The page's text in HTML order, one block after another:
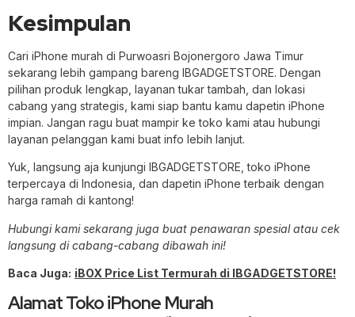
Kesimpulan
Cari iPhone murah di Purwoasri Bojonergoro Jawa Timur
sekarang lebih gampang bareng IBGADGETSTORE. Dengan
pilihan produk lengkap, layanan tukar tambah, dan lokasi
cabang yang strategis, kami siap bantu kamu dapetin iPhone
impian. Jangan ragu buat mampir ke toko kami atau hubungi
layanan pelanggan kami buat info lebih lanjut.
Yuk, langsung aja kunjungi IBGADGETSTORE, toko iPhone
terpercaya di Indonesia, dan dapetin iPhone terbaik dengan
harga ramah di kantong!
Hubungi kami sekarang juga buat penawaran spesial atau cek
langsung di cabang-cabang dibawah ini!
Baca Juga: iBOX Price List Termurah di IBGADGETSTORE!
Alamat Toko iPhone Murah